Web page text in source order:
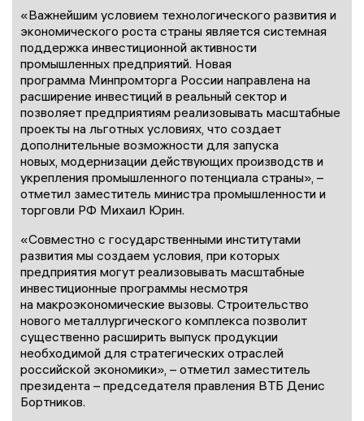
«Важнейшим условием технологического развития и
экономического роста страны является системная
поддержка инвестиционной активности
промышленных предприятий. Новая
программа Минпромторга России направлена на
расширение инвестиций в реальный сектор и
позволяет предприятиям реализовывать масштабные
проекты на льготных условиях, что создает
дополнительные возможности для запуска
новых, модернизации действующих производств и
укрепления промышленного потенциала страны», –
отметил заместитель министра промышленности и
торговли РФ Михаил Юрин.
«Совместно с государственными институтами
развития мы создаем условия, при которых
предприятия могут реализовывать масштабные
инвестиционные программы несмотря
на макроэкономические вызовы. Строительство
нового металлургического комплекса позволит
существенно расширить выпуск продукции
необходимой для стратегических отраслей
российской экономики», – отметил заместитель
президента – председателя правления ВТБ Денис
Бортников.